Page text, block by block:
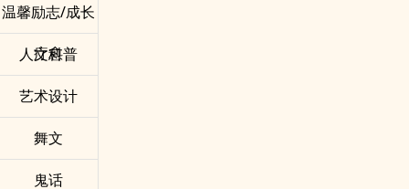
温馨励志/成长
疗愈
人文科普
艺术设计
舞文
鬼话